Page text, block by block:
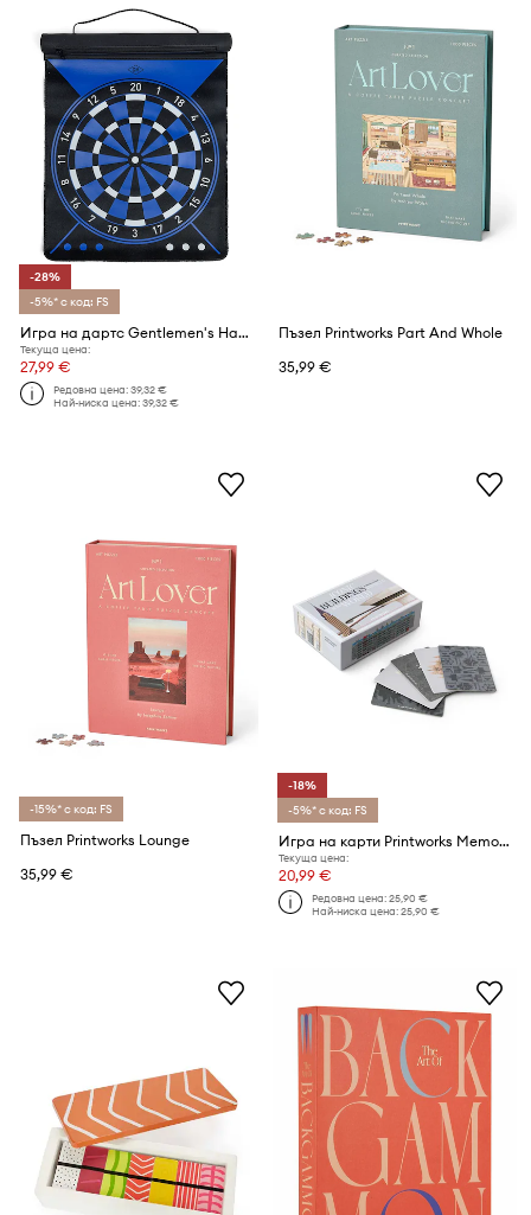
-28%
-5%* с код: FS
Игра на дартс Gentlemen's Hardware Dartboard Roll
Текуща цена:
27,99 €
Редовна цена:39,32 €
Най-ниска цена:39,32 €
Пъзел Printworks Part And Whole
35,99 €
-15%* с код: FS
Пъзел Printworks Lounge
35,99 €
-18%
-5%* с код: FS
Игра на карти Printworks Memory Famous Buildings
Текуща цена:
20,99 €
Редовна цена:25,90 €
Най-ниска цена:25,90 €